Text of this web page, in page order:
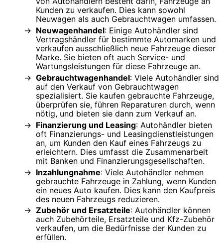
Kunden zu verkaufen. Dies kann sowohl
Neuwagen als auch Gebrauchtwagen umfassen.
Neuwagenhandel: Einige Autohändler sind
Vertragshändler für bestimmte Automarken und
verkaufen ausschließlich neue Fahrzeuge dieser
Marke. Sie bieten oft auch Service- und
Wartungsleistungen für diese Fahrzeuge an.
Gebrauchtwagenhandel: Viele Autohändler sind
auf den Verkauf von Gebrauchtwagen
spezialisiert. Sie kaufen gebrauchte Fahrzeuge,
überprüfen sie, führen Reparaturen durch, wenn
nötig, und bieten sie dann zum Verkauf an.
Finanzierung und Leasing: Autohändler bieten
oft Finanzierungs- und Leasingdienstleistungen
an, um Kunden den Kauf eines Fahrzeugs zu
erleichtern. Dies umfasst die Zusammenarbeit
mit Banken und Finanzierungsgesellschaften.
Inzahlungnahme: Viele Autohändler nehmen
gebrauchte Fahrzeuge in Zahlung, wenn Kunden
ein neues Auto kaufen. Dies kann den Kaufpreis
des neuen Fahrzeugs reduzieren.
Zubehör und Ersatzteile: Autohändler können
auch Zubehörteile, Ersatzteile und Kfz-Zubehör
verkaufen, um die Bedürfnisse der Kunden zu
erfüllen.